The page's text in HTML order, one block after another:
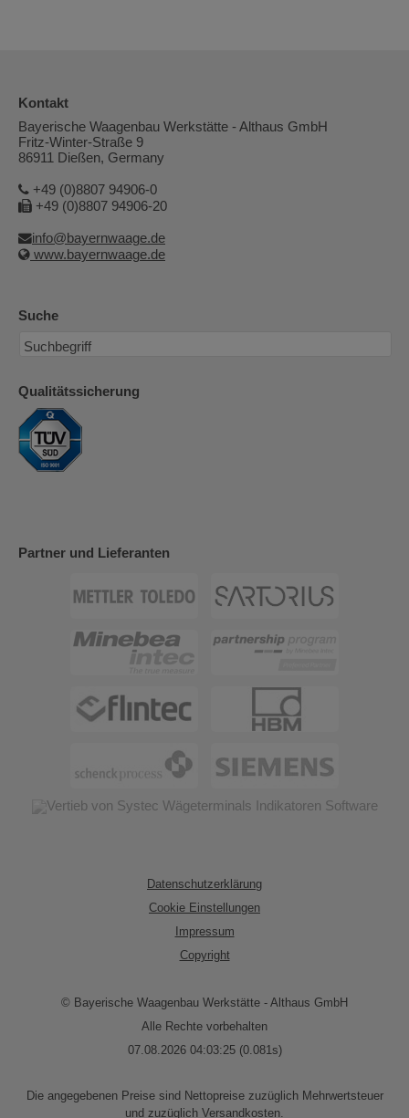
Kontakt
Bayerische Waagenbau Werkstätte - Althaus GmbH
Fritz-Winter-Straße 9
86911 Dießen, Germany
+49 (0)8807 94906-0
+49 (0)8807 94906-20
info@bayernwaage.de
www.bayernwaage.de
Suche
Qualitätssicherung
Partner und Lieferanten
Datenschutzerklärung
Cookie Einstellungen
Impressum
Copyright
© Bayerische Waagenbau Werkstätte - Althaus GmbH
Alle Rechte vorbehalten
07.08.2026 04:03:25 (0.081s)
Die angegebenen Preise sind Nettopreise zuzüglich Mehrwertsteuer
und zuzüglich Versandkosten.